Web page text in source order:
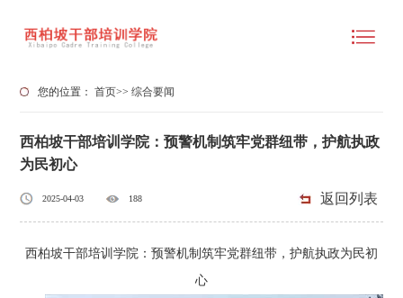
您的位置：首页>>综合要闻
西柏坡干部培训学院：预警机制筑牢党群纽带，护航执政
为民初心
2025-04-03 188 返回列表
西柏坡干部培训学院：预警机制筑牢党群纽带，护航执政为民初
心